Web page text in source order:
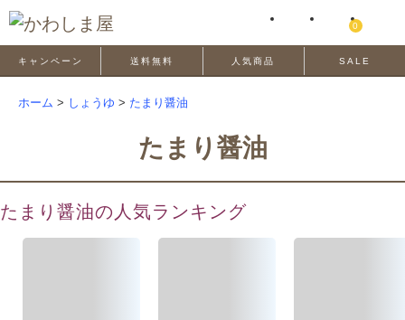
0
キャンペーン 送料無料 人気商品 SALE
ホーム > しょうゆ > たまり醤油
たまり醤油
たまり醤油の人気ランキング